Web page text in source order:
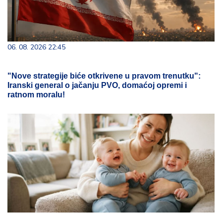
06. 08. 2026 22:45
"Nove strategije biće otkrivene u pravom trenutku":
Iranski general o jačanju PVO, domaćoj opremi i
ratnom moralu!